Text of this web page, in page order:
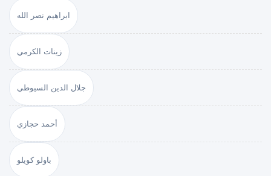
ابراهيم نصر الله
زينات الكرمي
جلال الدين السيوطي
أحمد حجازي
باولو كويلو